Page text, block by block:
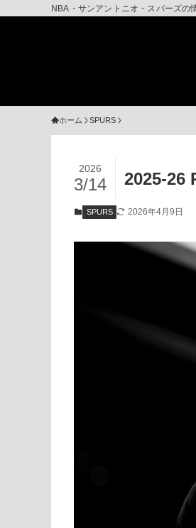
NBA・サンアントニオ・スパーズの
ホーム SPURS
2025-26
2026
3/14
SPURS 2026年4月9日